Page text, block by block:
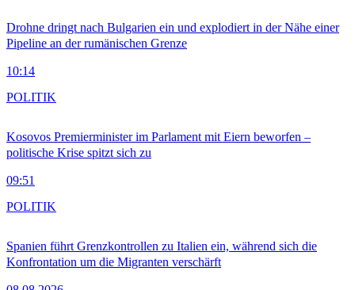
Drohne dringt nach Bulgarien ein und explodiert in der Nähe einer
Pipeline an der rumänischen Grenze
10:14
Kosovos Premierminister im Parlament mit Eiern beworfen –
politische Krise spitzt sich zu
09:51
POLITIK
Spanien führt Grenzkontrollen zu Italien ein, während sich die
Konfrontation um die Migranten verschärft
POLITIK